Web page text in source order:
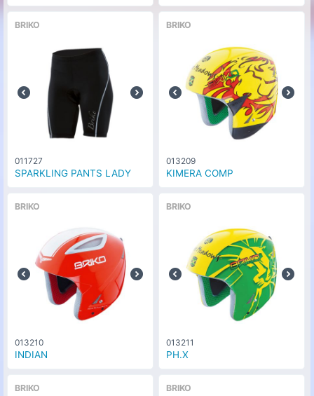
BRIKO
011727
SPARKLING PANTS LADY
BRIKO
013209
KIMERA COMP
BRIKO
013210
INDIAN
BRIKO
013211
PH.X
BRIKO BRIKO